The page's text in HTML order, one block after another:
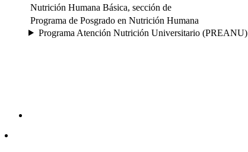
Nutrición Humana Básica, sección de
Programa de Posgrado en Nutrición Humana
Programa Atención Nutrición Universitario (PREANU)